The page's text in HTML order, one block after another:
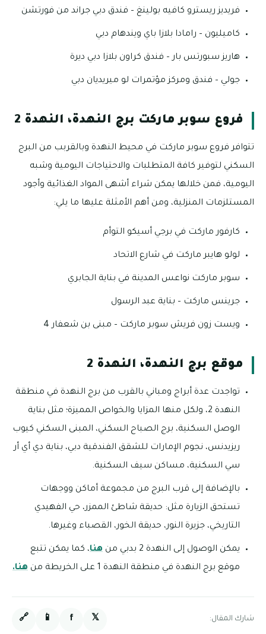
فريديز ريسترو كافيه بولينغ – فندق دبي جراند من فورتشن
كاميليون – رامادا بلازا باي ويندهام دبي
هاريز سبورتس بار – فندق كراون بلازا دبي ديرة
جولي – فندق ومركز مؤتمرات لو ميريديان دبي
فروع سوبر ماركت برج النهدة، النهدة 2
تتوافر فروع سوبر ماركت في محيط النهدة وبالقربب من البرج
السكني لتوفير كافة المتطلبات والاحتياجات اليومية وشبه
اليومية، فمن خلالها يمكن شراء أشهى المواد الغذائية وأجود
المستلزمات المنزلية، ومن أهم الأمثلة عليها ما يلي:
كارفور ماركت في برجي أسيكو التوأم
لولو هايبر ماركت في شارع الاتحاد
سوبر ماركت نواعس المدينة في بناية الجابري
جرينس ماركت – بناية عبد الرسول
ويست زون فريش سوبر ماركت – مبنى بن شعفار 4
موقع برج النهدة، النهدة 2
تواجدت عدة أبراج ومباني بالقرب من برج النهدة في منطقة
النهدة 2، ولكل منها المزايا والخواص المميزة؛ مثل بناية
الوصل السكنية، برج الصباح السكني، المبنى السكني كيوب
ريزيدنس، نجوم الإمارات للشقق الفندقية دبي، بناية دي أي أر
سي السكنية، مساكن سيف السكنية.
بالإضافة إلى قرب البرج من مجموعة أماكن ووجهات
تستحق الزيارة مثل: حديقة شاطئ الممزر، حي الفهيدي
التاريخي، جزيرة النور، حديقة الخور، القصباء وغيرها.
يمكن الوصول إلى النهدة 2 بدبي من هنا، كما يمكن تتبع
موقع برج النهدة في منطقة النهدة 1 على الخريطة من
هنا.
شارك المقال: 𝕏
f
📱
🔗